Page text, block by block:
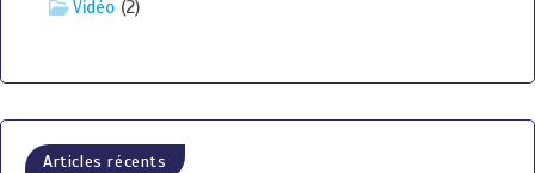
Vidéo (2)
Articles récents